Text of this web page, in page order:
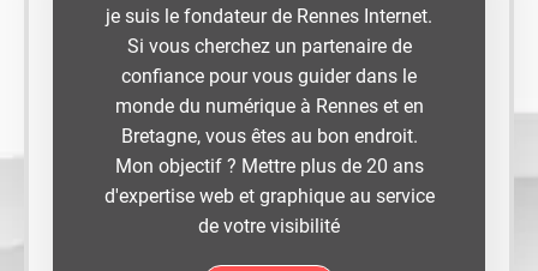
je suis le fondateur de Rennes Internet.
Si vous cherchez un partenaire de
confiance pour vous guider dans le
monde du numérique à Rennes et en
Bretagne, vous êtes au bon endroit.
Mon objectif ? Mettre plus de 20 ans
d'expertise web et graphique au service
de votre visibilité